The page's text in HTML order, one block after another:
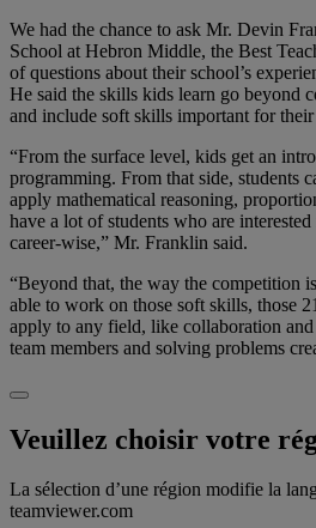
We had the chance to ask Mr. Devin
School at Hebron Middle, the Best
of questions about their school’s
He said the skills kids learn go beyond
and include soft skills important for
“From the surface level, kids get an
programming. From that side, students
apply mathematical reasoning,
have a lot of students who are
career-wise,” Mr. Franklin said.
“Beyond that, the way the competition
able to work on those soft skills, those
apply to any field, like collaboration
team members and solving problems
Veuillez choisir votre
La sélection d’une région modifie la
teamviewer.com